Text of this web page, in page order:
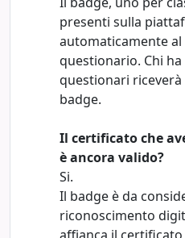
presenti sulla
automaticamente
questionario. Chi
questionari
badge.
Il certificato che
è ancora valido?
Si.
Il badge è da
riconoscimento